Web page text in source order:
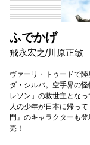
ふでかげ
飛永宏之/川原正敏
ヴァーリ・トゥードで
ダ・シルバ。空手界の
レソン」の救世主とな
人の少年が日本に帰っ
門』のキャラクターも
売！